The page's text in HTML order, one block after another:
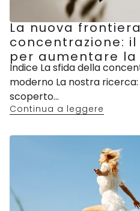
La nuova
concentrazione:
per aumentare
Indice La sfida della
moderno La nostra
scoperto...
Continua a leggere